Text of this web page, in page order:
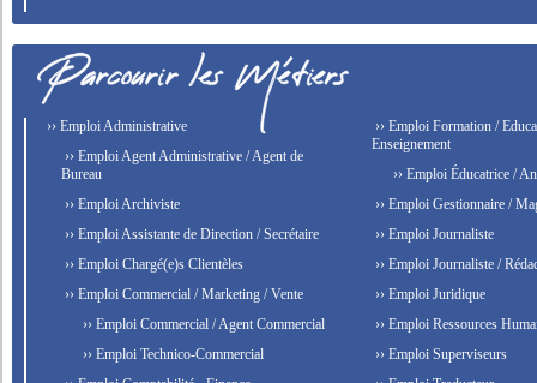
›› Emploi Administrative
›› Emploi Agent Administrative / Agent de
Bureau
›› Emploi Archiviste
›› Emploi Assistante de Direction / Secrétaire
›› Emploi Chargé(e)s Clientèles
›› Emploi Commercial / Marketing / Vente
›› Emploi Commercial / Agent Commercial
›› Emploi Technico-Commercial
›› Emploi Formation /
Enseignement
›› Emploi Éducatrice /
›› Emploi Gestionnaire /
›› Emploi Journaliste
›› Emploi Journaliste /
›› Emploi Juridique
›› Emploi Ressources
›› Emploi Superviseurs